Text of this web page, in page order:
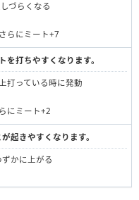
づらくなる
らにミート+7
を打ちやすくなります。
打っている時に発動
にミート+2
起きやすくなります。
かに上がる